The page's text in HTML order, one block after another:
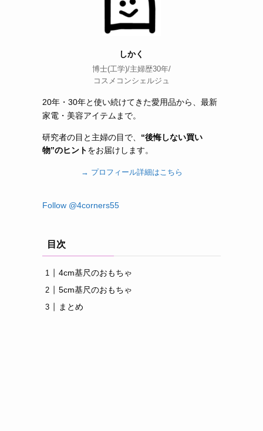
しかく
博士(工学)/主婦歴30年/
コスメコンシェルジュ
20年・30年と使い続けてきた愛用品から、最新
家電・美容アイテムまで。
研究者の目と主婦の目で、 “後悔しない買い
物”のヒントをお届けします。
→ プロフィール詳細はこちら
目次
4cm基尺のおもちゃ
5cm基尺のおもちゃ
まとめ